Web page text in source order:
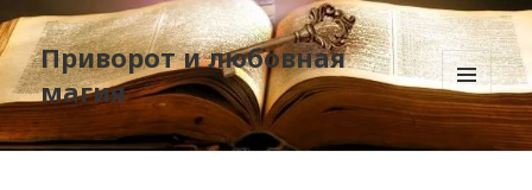
Приворот и любовная
магия
МЕНЮ
И
ВИДЖЕТЫ